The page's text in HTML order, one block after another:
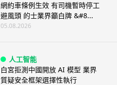
網約車條例生效 有司機暫時停工
避風頭 的士業界籲白牌 &#8...
05.08.2026
人工智能
白宮拒測中國開放 AI 模型 業界
質疑安全框架選擇性執行